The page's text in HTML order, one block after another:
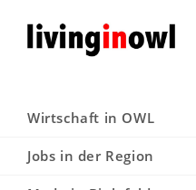
Wirtschaft in OWL
Jobs in der Region